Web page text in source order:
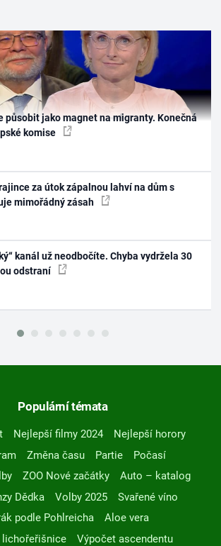
působit jako magnet na migranty. Konečná
komise
za útok zápalnou lahví na dům s
mimořádný zásah
kanál už neodbočíte. Chyba vydržela 30
odstraní
Populární témata
Nejlepší filmy 2024
Nejlepší horory
Změna času Partie
Počasí
ZOO Nové začátky
Auto – katalog
Dědka
Volby 2025
Svařené víno
podle Pohlreicha
Aloe vera
lichořeřišnice
Výpočet ascendentu